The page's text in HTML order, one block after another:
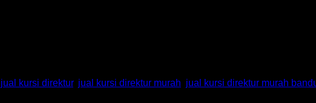
jual kursi direktur, jual kursi direktur murah jual kursi direktur murah